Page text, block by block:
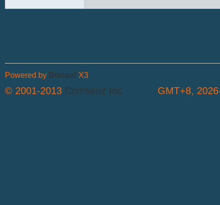
GMT+8,
Powered by Discuz! X3
© 2001-2013 Comsenz Inc.